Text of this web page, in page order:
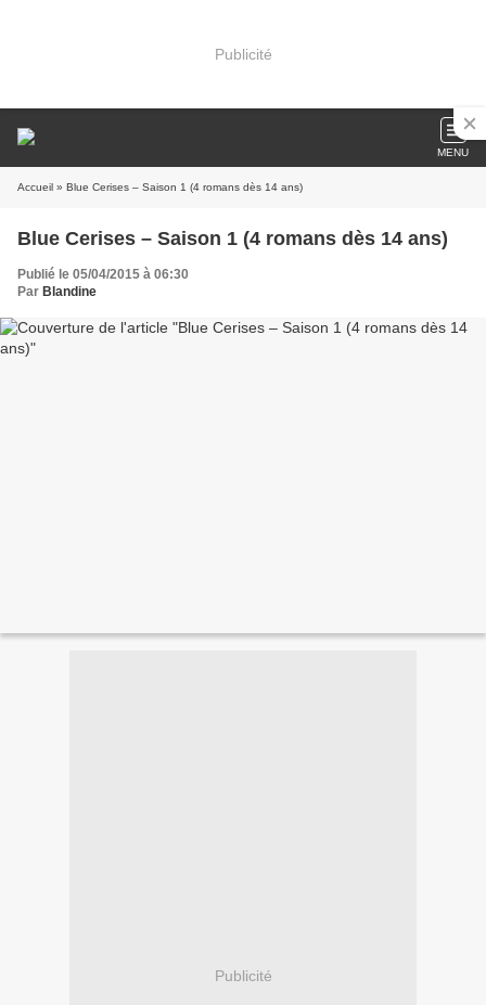
Publicité
MENU
Accueil » Blue Cerises – Saison 1 (4 romans dès 14 ans)
Blue Cerises – Saison 1 (4 romans dès 14 ans)
Publié le 05/04/2015 à 06:30
Par Blandine
Publicité